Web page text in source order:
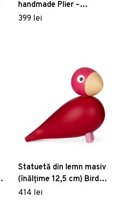
handmade Plier –
Bloomingville
399 lei
Statuetă din lemn masiv
(înălțime 12,5 cm) Bird
Flora – Kay Bojesen
414 lei